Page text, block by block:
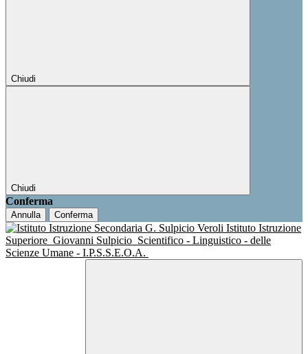
Chiudi
Chiudi
Conferma
Annulla Conferma
Istituto Istruzione
Superiore Giovanni Sulpicio Scientifico - Linguistico - delle
Scienze Umane - I.P.S.S.E.O.A.